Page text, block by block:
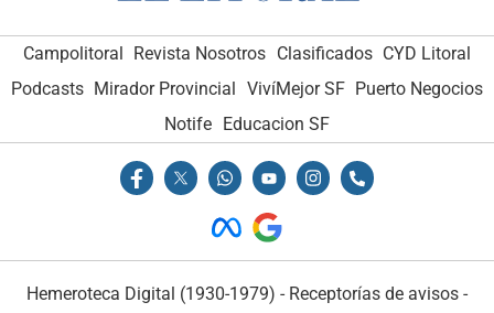
Campolitoral Revista Nosotros Clasificados CYD Litoral
Podcasts Mirador Provincial VivíMejor SF Puerto Negocios
Notife
Educacion SF
Hemeroteca Digital (1930-1979) - Receptorías de avisos -